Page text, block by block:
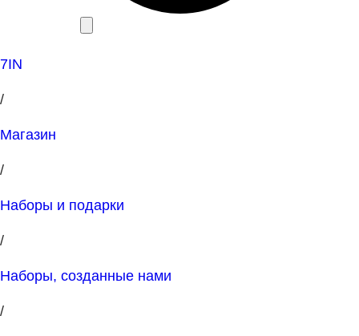
7IN
/
Магазин
/
Наборы и подарки
/
Наборы, созданные нами
/